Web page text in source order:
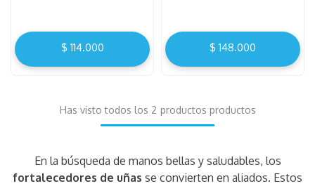
$ 114.000 $ 148.000
Has visto todos los 2 productos
En la búsqueda de manos bellas y saludables, los
fortalecedores de uñas se convierten en aliados. Estos